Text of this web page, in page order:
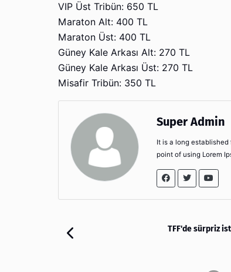
VIP Üst Tribün: 650 TL
Maraton Alt: 400 TL
Maraton Üst: 400 TL
Güney Kale Arkası Alt: 270 TL
Güney Kale Arkası Üst: 270 TL
Misafir Tribün: 350 TL
Super Admin
It is a long
point of using Lorem
TFF'de sürpriz